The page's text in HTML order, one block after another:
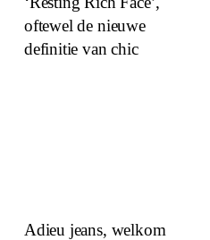
oftewel de nieuwe
definitie van chic
Adieu jeans, welkom